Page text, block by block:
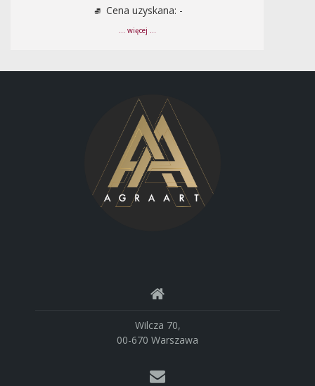
Cena uzyskana: -
... więcej ...
Wilcza 70,
00-670 Warszawa